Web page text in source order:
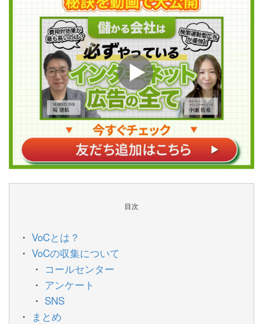
目次
VoCとは？
VoCの収集について
コールセンター
アンケート
SNS
まとめ